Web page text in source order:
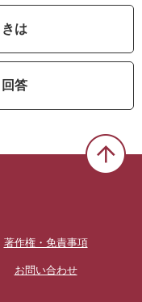
は
答
著作権・免責事項
お問い合わせ